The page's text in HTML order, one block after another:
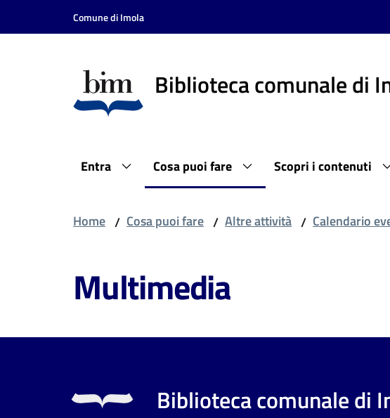
Vai al contenuto
Vai alla navigazione
Comune di Imola
Biblioteca comunale di
Entra Cosa puoi fare Scopri i contenuti
Home / Cosa puoi fare / Altre attività / Calendario
Multimedia
Biblioteca comunale di